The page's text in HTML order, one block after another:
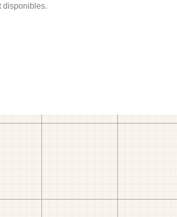
disponibles.